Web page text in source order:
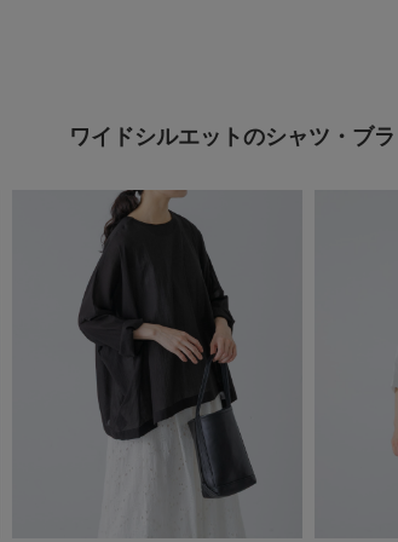
ワイドシルエットのシャツ・ブ